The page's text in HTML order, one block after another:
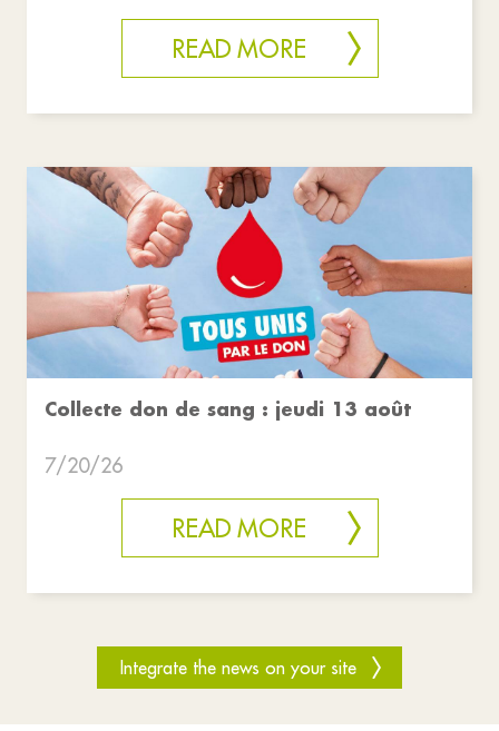
READ MORE
Collecte don de sang : jeudi 13 août
7/20/26
READ MORE
Integrate the news on your site